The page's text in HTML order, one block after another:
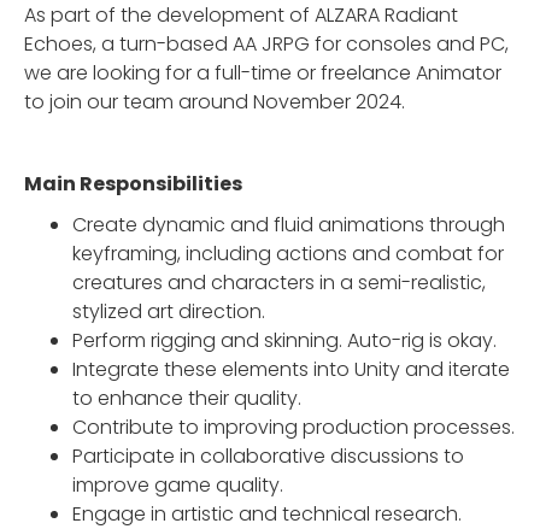
As part of the development of ALZARA Radiant
Echoes, a turn-based AA JRPG for consoles and PC,
we are looking for a full-time or freelance Animator
to join our team around November 2024.
Main Responsibilities
Create dynamic and fluid animations through
keyframing, including actions and combat for
creatures and characters in a semi-realistic,
stylized art direction.
Perform rigging and skinning. Auto-rig is okay.
Integrate these elements into Unity and iterate
to enhance their quality.
Contribute to improving production processes.
Participate in collaborative discussions to
improve game quality.
Engage in artistic and technical research.